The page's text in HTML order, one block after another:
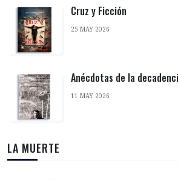
Cruz y Ficción
25 MAY 2026
Anécdotas de la
11 MAY 2026
LA MUERTE